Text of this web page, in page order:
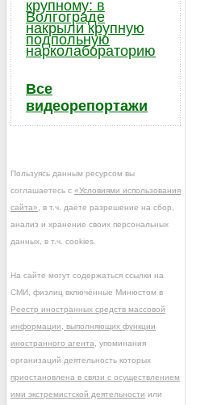
крупному: в
Волгограде
накрыли крупную
подпольную
нарколабораторию
Все
видеорепортажи
Пользуясь данным ресурсом вы
соглашаетесь с «Условиями использования
сайта» , в т.ч. даёте разрешение на сбор,
анализ и хранение своих персональных
данных, в т.ч. cookies.
На сайте могут содержаться ссылки на
СМИ, физлиц включённые Минюстом в
Реестр иностранных средств массовой
информации, выполняющих функции
иностранного агента , упоминания
организаций деятельность которых
приостановлена в связи с осуществлением
ими экстремистской деятельности или